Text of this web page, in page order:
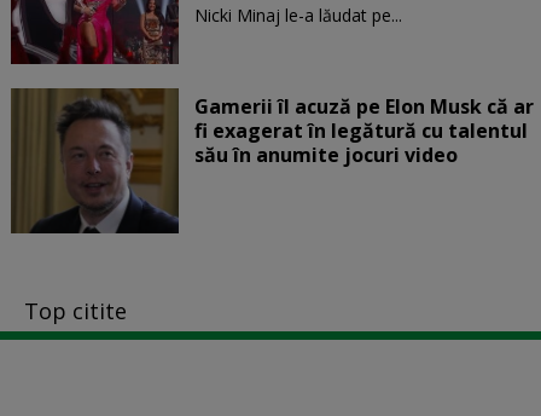
Nicki Minaj le-a lăudat pe...
Gamerii îl acuză pe Elon Musk că ar
fi exagerat în legătură cu talentul
său în anumite jocuri video
Top citite